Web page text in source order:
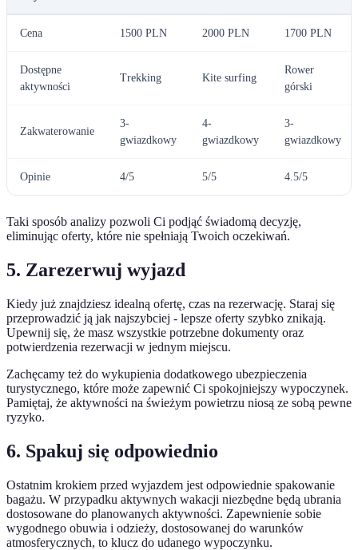
Cena 1500 PLN 2000 PLN 1700 PLN
Dostępne
aktywności
Trekking Kite surfing
Rower
górski
Zakwaterowanie
3-
gwiazdkowy
4-
gwiazdkowy
3-
gwiazdkowy
Opinie 4/5 5/5 4.5/5
Taki sposób analizy pozwoli Ci podjąć świadomą decyzję,
eliminując oferty, które nie spełniają Twoich oczekiwań.
5. Zarezerwuj wyjazd
Kiedy już znajdziesz idealną ofertę, czas na rezerwację. Staraj się
przeprowadzić ją jak najszybciej - lepsze oferty szybko znikają.
Upewnij się, że masz wszystkie potrzebne dokumenty oraz
potwierdzenia rezerwacji w jednym miejscu.
Zachęcamy też do wykupienia dodatkowego ubezpieczenia
turystycznego, które może zapewnić Ci spokojniejszy wypoczynek.
Pamiętaj, że aktywności na świeżym powietrzu niosą ze sobą pewne
ryzyko.
6. Spakuj się odpowiednio
Ostatnim krokiem przed wyjazdem jest odpowiednie spakowanie
bagażu. W przypadku aktywnych wakacji niezbędne będą ubrania
dostosowane do planowanych aktywności. Zapewnienie sobie
wygodnego obuwia i odzieży, dostosowanej do warunków
atmosferycznych, to klucz do udanego wypoczynku.